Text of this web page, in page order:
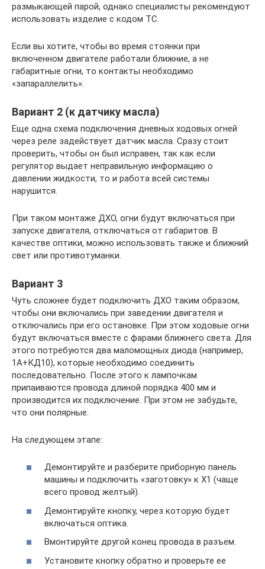
размыкающей парой, однако специалисты рекомендуют
использовать изделие с кодом ТС.
Если вы хотите, чтобы во время стоянки при
включенном двигателе работали ближние, а не
габаритные огни, то контакты необходимо
«запараллелить».
Вариант 2 (к датчику масла)
Еще одна схема подключения дневных ходовых огней
через реле задействует датчик масла. Сразу стоит
проверить, чтобы он был исправен, так как если
регулятор выдает неправильную информацию о
давлении жидкости, то и работа всей системы
нарушится.
При таком монтаже ДХО, огни будут включаться при
запуске двигателя, отключаться от габаритов. В
качестве оптики, можно использовать также и ближний
свет или противотуманки.
Вариант 3
Чуть сложнее будет подключить ДХО таким образом,
чтобы они включались при заведении двигателя и
отключались при его остановке. При этом ходовые огни
будут включаться вместе с фарами ближнего света. Для
этого потребуются два маломощных диода (например,
1А+КД10), которые необходимо соединить
последовательно. После этого к лампочкам
припаиваются провода длиной порядка 400 мм и
производится их подключение. При этом не забудьте,
что они полярные.
На следующем этапе:
Демонтируйте и разберите приборную панель
машины и подключить «заготовку» к Х1 (чаще
всего провод желтый).
Демонтируйте кнопку, через которую будет
включаться оптика.
Вмонтируйте другой конец провода в разъем.
Установите кнопку обратно и проверьте ее